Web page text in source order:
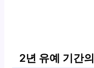
2년 유예 기간